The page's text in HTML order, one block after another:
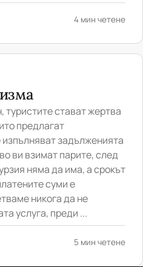
4 мин четене
туристите стават жертва
предлагат
изпълняват задълженията
ви взимат парите, след
няма да има, а срокът
суми е
никога да не
услуга, преди ...
5 мин четене